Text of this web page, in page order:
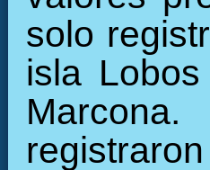
solo
isla